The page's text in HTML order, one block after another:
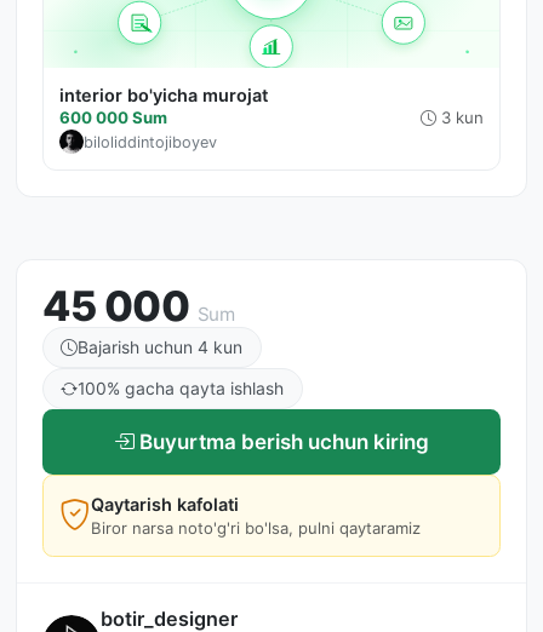
interior bo'yicha murojat
600 000 Sum 3 kun
biloliddintojiboyev
45 000 Sum
Bajarish uchun 4 kun
100% gacha qayta ishlash
Buyurtma berish uchun kiring
Qaytarish kafolati
Biror narsa noto'g'ri bo'lsa, pulni qaytaramiz
botir_designer